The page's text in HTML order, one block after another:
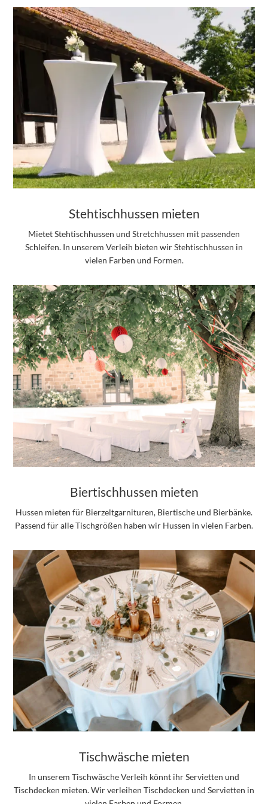
Stehtischhussen mieten
Mietet Stehtischhussen und Stretchhussen mit passenden
Schleifen. In unserem Verleih bieten wir Stehtischhussen in
vielen Farben und Formen.
Biertischhussen mieten
Hussen mieten für Bierzeltgarnituren, Biertische und Bierbänke.
Passend für alle Tischgrößen haben wir Hussen in vielen Farben.
Tischwäsche mieten
In unserem Tischwäsche Verleih könnt ihr Servietten und
Tischdecken mieten. Wir verleihen Tischdecken und Servietten in